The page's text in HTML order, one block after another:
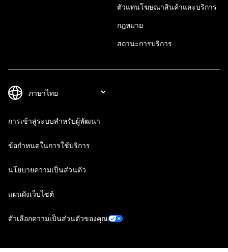
ตัวแทนโฆษณาสินค้าและบริการ
กฎหมาย
สถานะการบริการ
การเข้าสู่ระบบสำหรับผู้พัฒนา
ข้อกำหนดในการใช้บริการ
นโยบายความเป็นส่วนตัว
แผนผังเว็บไซต์
ตัวเลือกความเป็นส่วนตัวของคุณ